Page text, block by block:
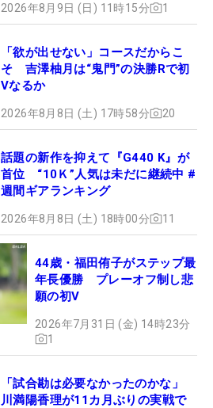
2026年8月9日 (日) 11時15分 1
「欲が出せない」コースだからこ
そ 吉澤柚月は“鬼門”の決勝Rで初
Vなるか
2026年8月8日 (土) 17時58分 20
話題の新作を抑えて『G440 K』が
首位 “10Ｋ”人気は未だに継続中 #
週間ギアランキング
2026年8月8日 (土) 18時00分 11
44歳・福田侑子がステップ最
年長優勝 プレーオフ制し悲
願の初V
2026年7月31日 (金) 14時23分
1
「試合勘は必要なかったのかな」
川満陽香理が11カ月ぶりの実戦で